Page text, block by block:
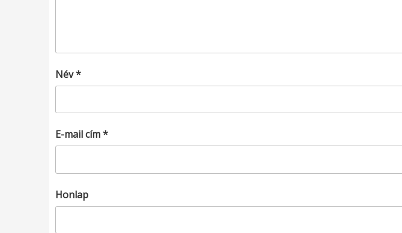
Név*
E-mail cím*
Honlap